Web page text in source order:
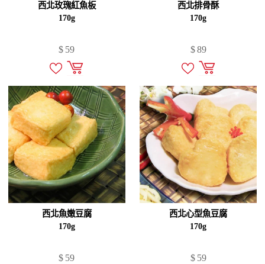
西北玫瑰紅魚板
170g
$ 59
西北排骨酥
170g
$89
西北魚嫩豆腐
170g
$ 59
西北心型魚豆腐
170g
$ 59